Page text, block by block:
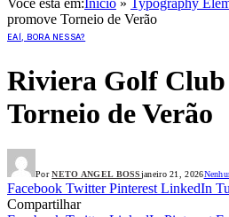
Você está em:Início » Typography
promove Torneio de Verão
EAÍ, BORA NESSA?
Riviera Golf
Torneio de Verão
Por NETO ANGEL BOSSjaneiro 21, 2026
Facebook Twitter Pinterest LinkedIn
Compartilhar